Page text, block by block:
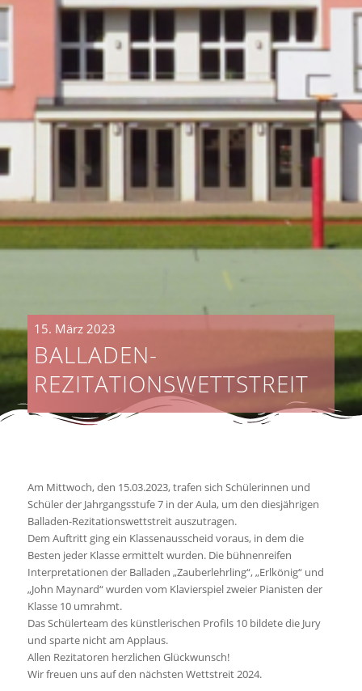
15. März 2023
BALLADEN-
REZITATIONSWETTSTREIT
Am Mittwoch, den 15.03.2023, trafen sich Schülerinnen und
Schüler der Jahrgangsstufe 7 in der Aula, um den diesjährigen
Balladen-Rezitationswettstreit auszutragen.
Dem Auftritt ging ein Klassenausscheid voraus, in dem die
Besten jeder Klasse ermittelt wurden. Die bühnenreifen
Interpretationen der Balladen „Zauberlehrling“, „Erlkönig“ und
„John Maynard“ wurden vom Klavierspiel zweier Pianisten der
Klasse 10 umrahmt.
Das Schülerteam des künstlerischen Profils 10 bildete die Jury
und sparte nicht am Applaus.
Allen Rezitatoren herzlichen Glückwunsch!
Wir freuen uns auf den nächsten Wettstreit 2024.